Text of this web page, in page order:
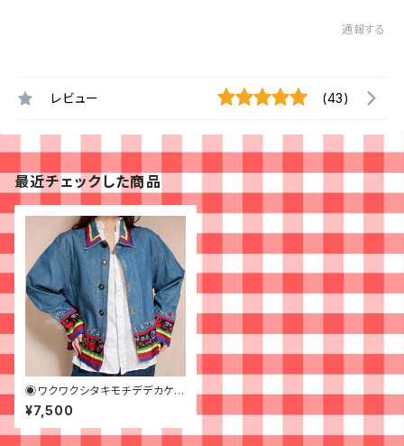
通報する
レビュー (43)
最近チェックした商品
◉ワクワクシタキモチデデカケル
ヒのシシュウジャケット◉古着
刺繍 デニム カラフル
¥7,500